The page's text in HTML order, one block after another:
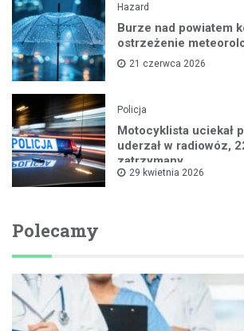
Hazard
Burze nad powiatem
ostrzeżenie
21 czerwca 2026
Policja
Motocyklista uciekał
uderzał w radiowóz,
zatrzymany
29 kwietnia 2026
Polecamy